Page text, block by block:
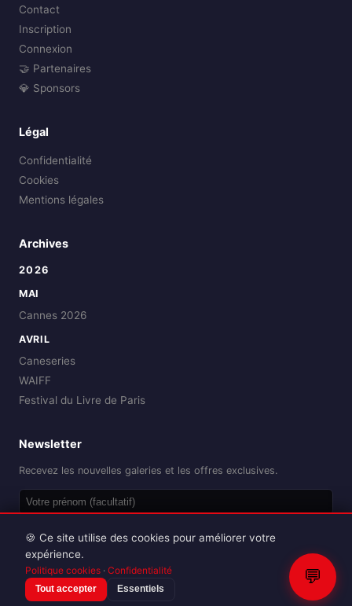
Contact
Inscription
Connexion
🤝 Partenaires
💎 Sponsors
Légal
Confidentialité
Cookies
Mentions légales
Archives
2026
MAI
Cannes 2026
AVRIL
Caneseries
WAIFF
Festival du Livre de Paris
Newsletter
Recevez les nouvelles galeries et les offres exclusives.
Reproduction interdite sans autorisation.
💬
🍪 Ce site utilise des cookies pour améliorer votre
expérience.
Politique cookies · Confidentialité
Tout accepter Essentiels